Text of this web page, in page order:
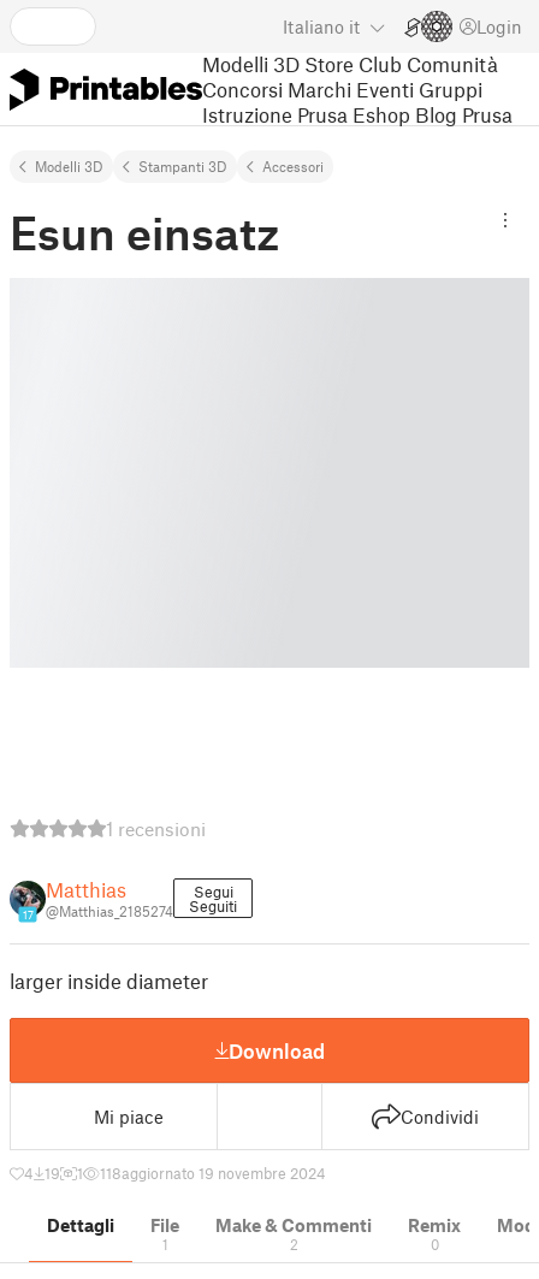
Italiano it Login
Modelli 3D Store Club Comunità
Concorsi Marchi Eventi Gruppi
Istruzione Prusa Eshop Blog Prusa
Modelli 3D Stampanti 3D Accessori
Esun einsatz
1 recensioni
17
Matthias
@Matthias_2185274
Segui
Seguiti
larger inside diameter
Download
Mi piace Condividi
4 19 1 118aggiornato 19 novembre 2024
Dettagli File
1
Make & Commenti
2
Remix
0